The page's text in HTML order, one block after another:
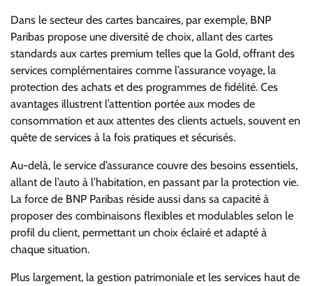
Dans le secteur des cartes bancaires, par exemple, BNP
Paribas propose une diversité de choix, allant des cartes
standards aux cartes premium telles que la Gold, offrant des
services complémentaires comme l’assurance voyage, la
protection des achats et des programmes de fidélité. Ces
avantages illustrent l’attention portée aux modes de
consommation et aux attentes des clients actuels, souvent en
quête de services à la fois pratiques et sécurisés.
Au-delà, le service d’assurance couvre des besoins essentiels,
allant de l’auto à l’habitation, en passant par la protection vie.
La force de BNP Paribas réside aussi dans sa capacité à
proposer des combinaisons flexibles et modulables selon le
profil du client, permettant un choix éclairé et adapté à
chaque situation.
Plus largement, la gestion patrimoniale et les services haut de